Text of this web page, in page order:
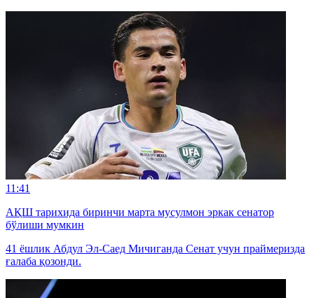
11:41
АҚШ тарихида биринчи марта мусулмон эркак сенатор
бўлиши мумкин
41 ёшлик Абдул Эл-Саед Мичиганда Сенат учун праймеризда
ғалаба қозонди.